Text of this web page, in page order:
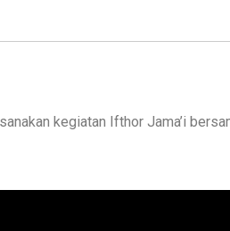
kegiatan Ifthor Jama’i